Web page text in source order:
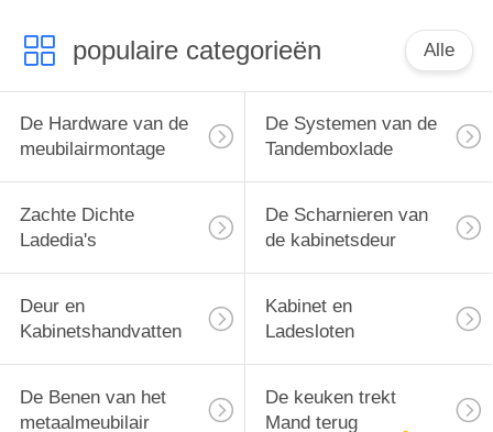
populaire categorieën Alle
De Hardware van de
meubilairmontage
De Systemen van de
Tandemboxlade
Zachte Dichte
Ladedia's
De Scharnieren van
de kabinetsdeur
Deur en
Kabinetshandvatten
Kabinet en
Ladesloten
De Benen van het
metaalmeubilair
De keuken trekt
Mand terug